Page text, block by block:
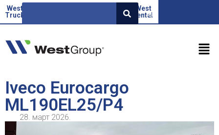
West
Truck
Factor
West
rental
EN
Iveco Eurocargo
ML190EL25/P4
28. март 2026.